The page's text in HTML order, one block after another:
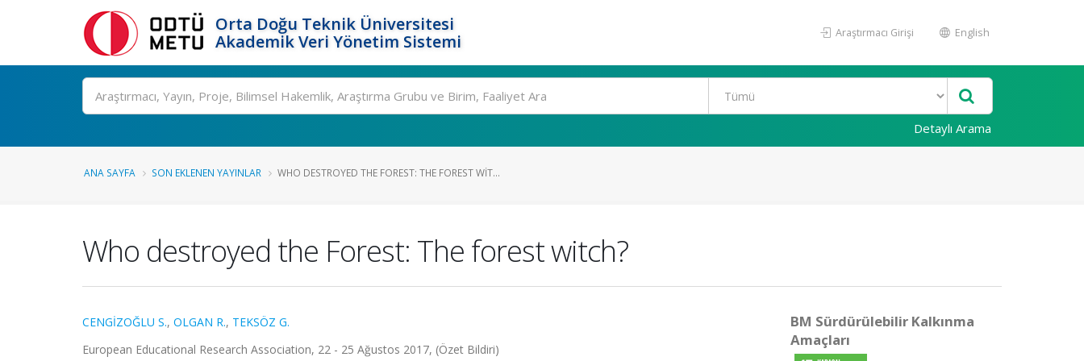
Orta Doğu Teknik Üniversitesi
Akademik Veri Yönetim Sistemi
Araştırmacı Girişi English
Ara
Detaylı Arama
ANA SAYFA SON EKLENEN YAYINLAR WHO DESTROYED THE FOREST: THE FOREST WIT...
Who destroyed the Forest: The forest witch?
CENGİZOĞLU S., OLGAN R., TEKSÖZ G.
European Educational Research Association, 22 - 25 Ağustos 2017, (Özet Bildiri)
BM Sürdürülebilir Kalkınma
Amaçları